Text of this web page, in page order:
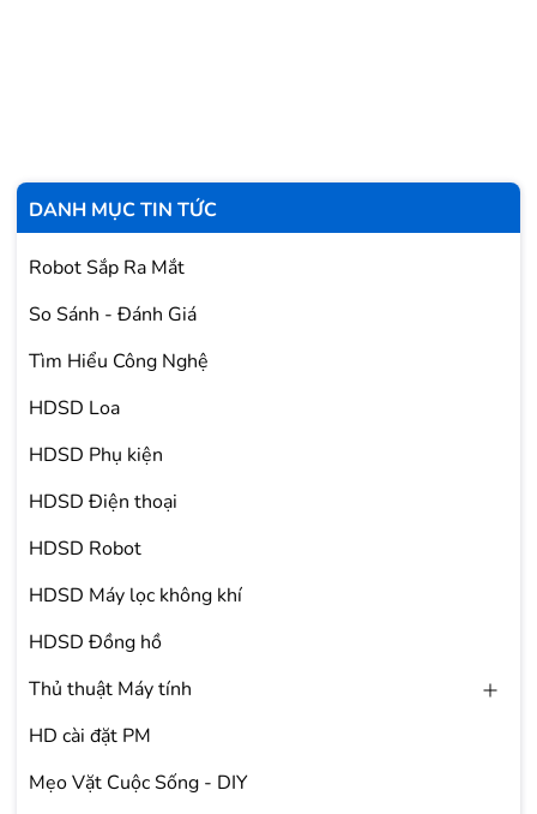
DANH MỤC TIN TỨC
Robot Sắp Ra Mắt
So Sánh - Đánh Giá
Tìm Hiểu Công Nghệ
HDSD Loa
HDSD Phụ kiện
HDSD Điện thoại
HDSD Robot
HDSD Máy lọc không khí
HDSD Đồng hồ
Thủ thuật Máy tính
HD cài đặt PM
Mẹo Vặt Cuộc Sống - DIY